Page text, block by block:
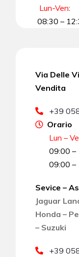
Lun-Ven:
08:30 –
Via Delle
Vendita
+39
Orario
Lun –
09:00 –
09:00 –
Sevice –
Jaguar
Honda –
– Suzuki
+39